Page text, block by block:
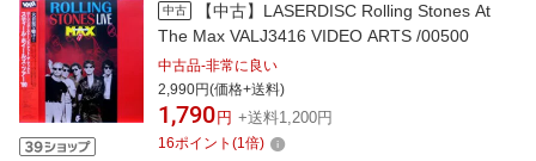
中古
【中古】LASERDISC Rolling Stones At
The Max VALJ3416 VIDEO ARTS /00500
中古品-非常に良い
2,990円(価格+送料)
1,790 円 +送料1,200円
16ポイント (1倍)